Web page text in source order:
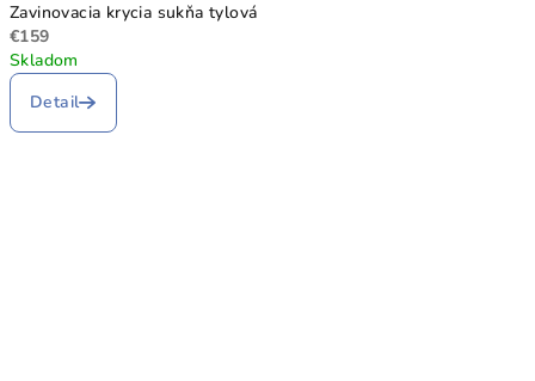
Zavinovacia krycia sukňa tylová
€159
Skladom
Detail